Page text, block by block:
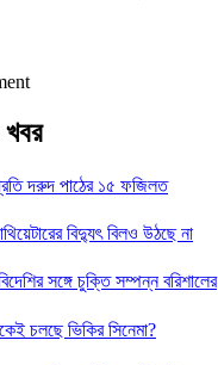
দরুদ পাঠের ১৫ ফজিলত
বিদ্যুৎ বিলও উঠছে না
সঙ্গে চুক্তি সম্পন্ন বরিশালের
চলছে ভিকির সিনেমা?